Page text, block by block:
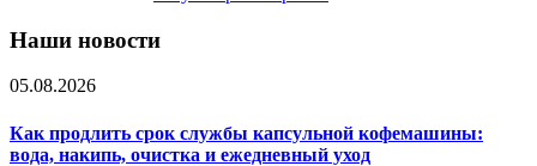
Наши новости
05.08.2026
Как продлить срок службы капсульной кофемашины:
вода, накипь, очистка и ежедневный уход